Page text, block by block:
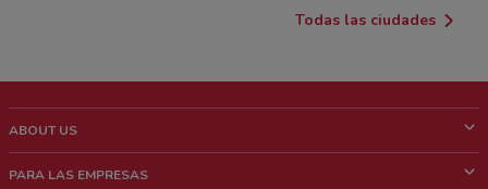
Todas las ciudades
ABOUT US
PARA LAS EMPRESAS